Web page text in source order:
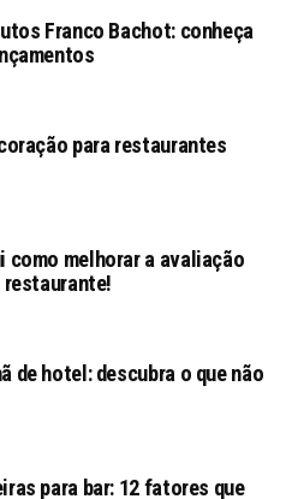
Franco Bachot: conheça
para restaurantes
como melhorar a avaliação
restaurante!
de hotel: descubra o que não
para bar: 12 fatores que